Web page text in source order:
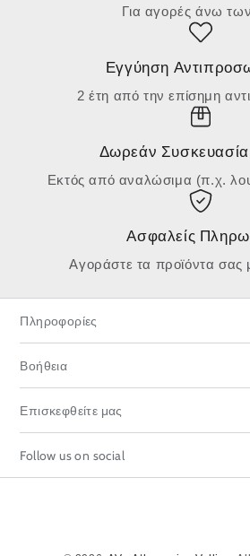
Για αγορές άνω
Εγγύηση
2 έτη από την επίσημη
Δωρεάν
Εκτός από αναλώσιμα (π.χ.
Ασφαλείς
Αγοράστε τα προϊόντα σας
Πληροφορίες
Βοήθεια
Επισκεφθείτε μας
Follow us on social